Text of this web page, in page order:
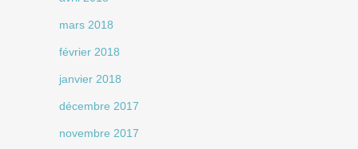
mars 2018
février 2018
janvier 2018
décembre 2017
novembre 2017